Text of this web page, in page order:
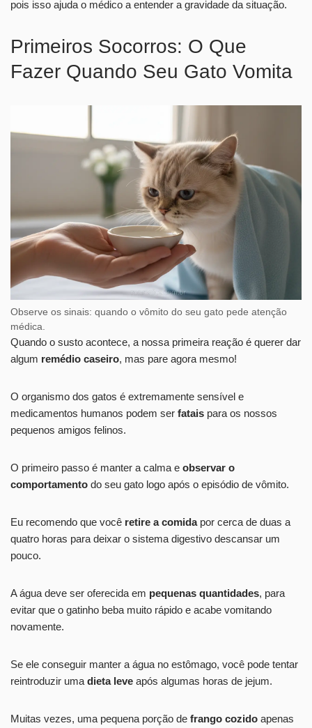
pois isso ajuda o médico a entender a gravidade da situação.
Primeiros Socorros: O Que
Fazer Quando Seu Gato Vomita
Observe os sinais: quando o vômito do seu gato pede atenção
médica.
Quando o susto acontece, a nossa primeira reação é querer dar
algum remédio caseiro, mas pare agora mesmo!
O organismo dos gatos é extremamente sensível e
medicamentos humanos podem ser fatais para os nossos
pequenos amigos felinos.
O primeiro passo é manter a calma e observar o
comportamento do seu gato logo após o episódio de vômito.
Eu recomendo que você retire a comidapor cerca de duas a
quatro horas para deixar o sistema digestivo descansar um
pouco.
A água deve ser oferecida em pequenas quantidades, para
evitar que o gatinho beba muito rápido e acabe vomitando
novamente.
Se ele conseguir manter a água no estômago, você pode tentar
reintroduzir uma dieta leve após algumas horas de jejum.
Muitas vezes, uma pequena porção de frango cozido apenas